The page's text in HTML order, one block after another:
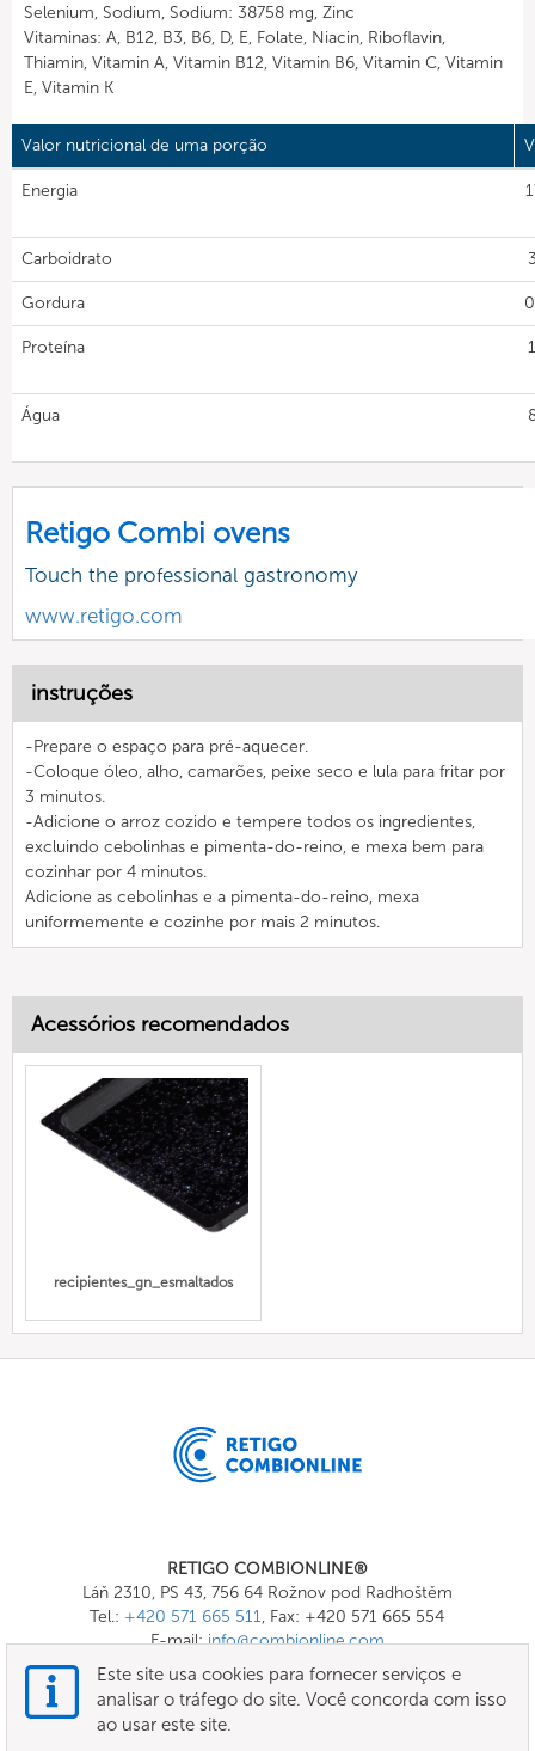
Selenium, Sodium, Sodium: 38758 mg, Zinc
Vitaminas: A, B12, B3, B6, D, E, Folate, Niacin, Riboflavin,
Thiamin, Vitamin A, Vitamin B12, Vitamin B6, Vitamin C, Vitamin
E, Vitamin K
Valor nutricional de uma porção
Energia
Carboidrato
Gordura
Proteína
Água
Retigo Combi ovens
Touch the professional gastronomy
www.retigo.com
instruções
-Prepare o espaço para pré-aquecer.
-Coloque óleo, alho, camarões, peixe seco e lula para fritar por
3 minutos.
-Adicione o arroz cozido e tempere todos os ingredientes,
excluindo cebolinhas e pimenta-do-reino, e mexa bem para
cozinhar por 4 minutos.
Adicione as cebolinhas e a pimenta-do-reino, mexa
uniformemente e cozinhe por mais 2 minutos.
Acessórios recomendados
recipientes_gn_esmaltados
RETIGO COMBIONLINE®
Láň 2310, PS 43, 756 64 Rožnov pod Radhoštěm
Tel.: +420 571 665 511, Fax: +420 571 665 554
E-mail:info@combionline.com
OnlineMenu
Este site usa cookies para fornecer serviços e
analisar o tráfego do site. Você concorda com isso
ao usar este site.